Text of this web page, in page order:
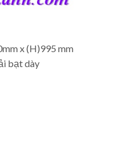
x (H)995 mm
bạt dày